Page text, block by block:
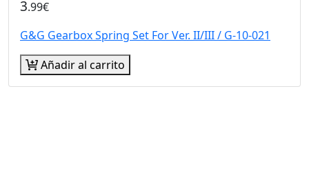
3.99€
G&G Gearbox Spring Set For Ver. II/III / G-10-021
Añadir al carrito